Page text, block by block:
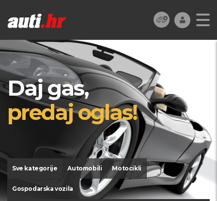
Daj gas,
predaj oglas!
Sve kategorije Automobili Motocikli
Gospodarska vozila